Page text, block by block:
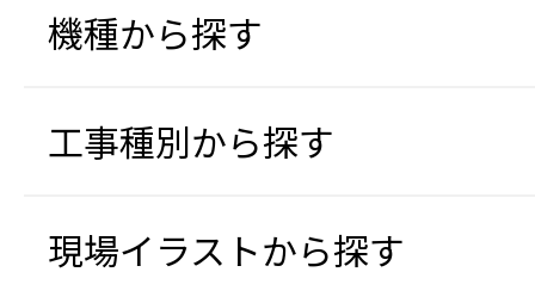
機種から探す
工事種別から探す
現場イラストから探す